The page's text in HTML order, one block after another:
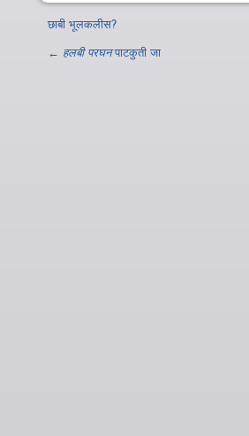
छाबी भूलकलीस?
← हलबी परघनपाटकुती जा